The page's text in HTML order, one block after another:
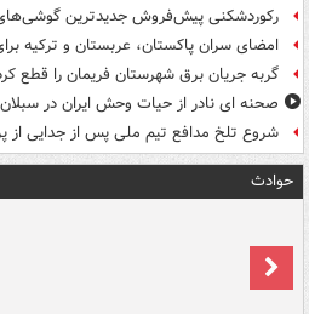
رکوردشکنی پیش‌فروش جدیدترین
امضای سران پاکستان، عربستان و ترکیه
گربه جریان برق شهرستان فریمان را قطع
صحنه ای نادر از حیات وحش ایران در سبلان
شروع تلخ مدافع تیم ملی پس از جدایی از
حوادث